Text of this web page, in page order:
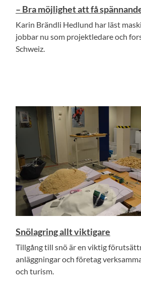
– Bra möjlighet att få
Karin Brändli Hedlund har läst
jobbar nu som projektledare och
Schweiz.
Snölagring allt viktigare
Tillgång till snö är en viktig
anläggningar och företag
och turism.